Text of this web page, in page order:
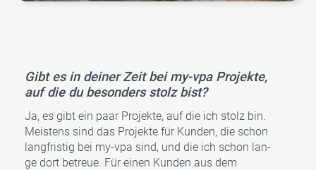
Gibt es in dei­ner Zeit bei my-vpa Pro­jek­te,
auf die du beson­ders stolz bist?
Ja, es gibt ein paar Pro­jek­te, auf die ich stolz bin.
Meis­tens sind das Pro­jek­te für Kun­den, die schon
lang­fris­tig bei my-vpa sind, und die ich schon lan­
ge dort betreue. Für einen Kun­den aus dem